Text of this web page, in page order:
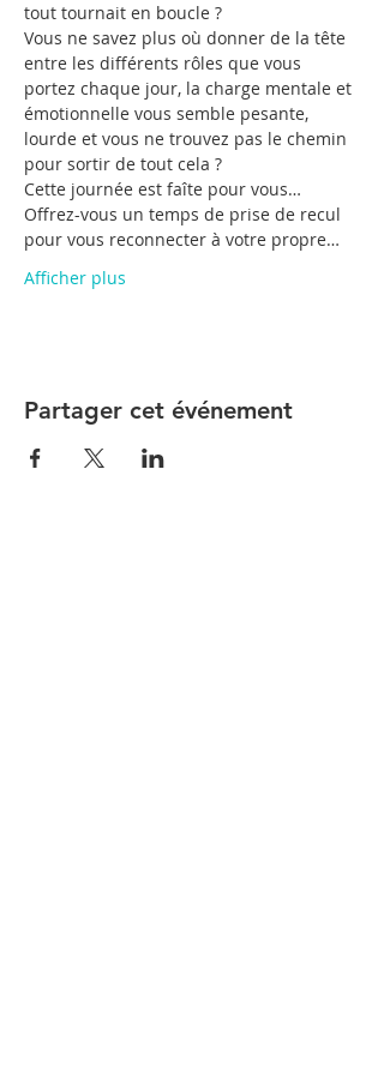
tout tournait en boucle ?
Vous ne savez plus où donner de la tête
entre les différents rôles que vous
portez chaque jour, la charge mentale et
émotionnelle vous semble pesante,
lourde et vous ne trouvez pas le chemin
pour sortir de tout cela ?
Cette journée est faîte pour vous…
Offrez-vous un temps de prise de recul
pour vous reconnecter à votre propre…
Afficher plus
Partager cet événement